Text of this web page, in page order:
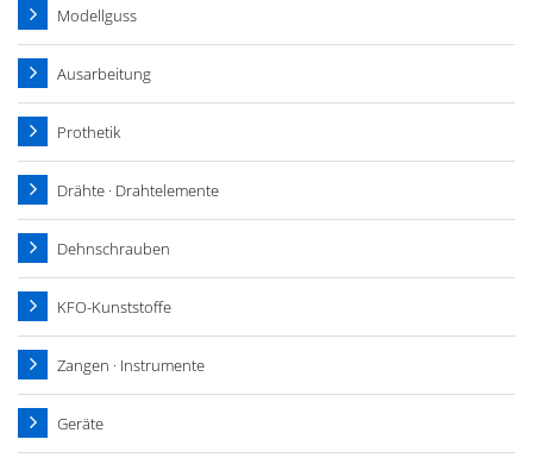
Modellguss
Ausarbeitung
Prothetik
Drähte · Drahtelemente
Dehnschrauben
KFO-Kunststoffe
Zangen · Instrumente
Geräte